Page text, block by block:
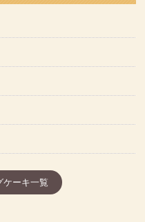
ケーキ一覧